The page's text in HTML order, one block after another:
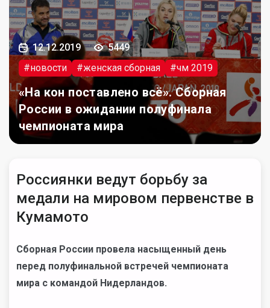
12.12.2019
5449
#новости
#женская сборная #чм 2019
«На кон поставлено всё». Сборная
России в ожидании полуфинала
чемпионата мира
Россиянки ведут борьбу за
медали на мировом первенстве в
Кумамото
Сборная России провела насыщенный день
перед полуфинальной встречей чемпионата
мира с командой Нидерландов.